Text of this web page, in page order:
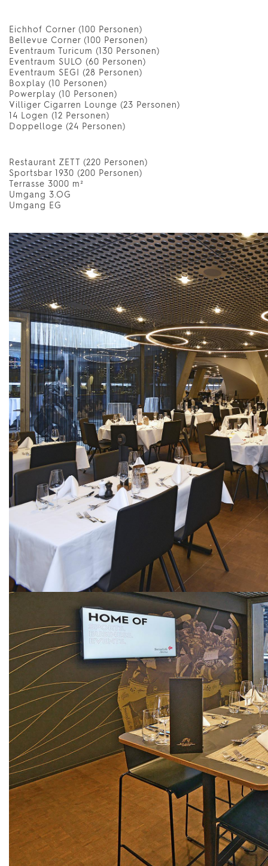
Eichhof Corner (100 Personen)
Bellevue Corner (100 Personen)
Eventraum Turicum (130 Personen)
Eventraum SULO (60 Personen)
Eventraum SEGI (28 Personen)
Boxplay (10 Personen)
Powerplay (10 Personen)
Villiger Cigarren Lounge (23 Personen)
14 Logen (12 Personen)
Doppelloge (24 Personen)
Restaurant ZETT (220 Personen)
Sportsbar 1930 (200 Personen)
Terrasse 3000 m²
Umgang 3.OG
Umgang EG